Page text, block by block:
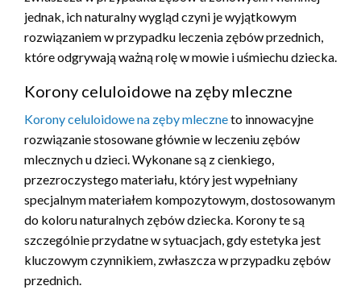
jednak, ich naturalny wygląd czyni je wyjątkowym
rozwiązaniem w przypadku leczenia zębów przednich,
które odgrywają ważną rolę w mowie i uśmiechu dziecka.
Korony celuloidowe na zęby mleczne
Korony celuloidowe na zęby mleczneto innowacyjne
rozwiązanie stosowane głównie w leczeniu zębów
mlecznych u dzieci. Wykonane są z cienkiego,
przezroczystego materiału, który jest wypełniany
specjalnym materiałem kompozytowym, dostosowanym
do koloru naturalnych zębów dziecka. Korony te są
szczególnie przydatne w sytuacjach, gdy estetyka jest
kluczowym czynnikiem, zwłaszcza w przypadku zębów
przednich.